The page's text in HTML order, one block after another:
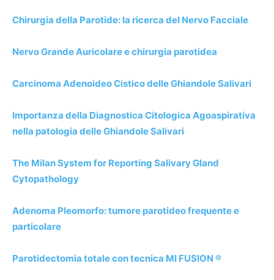
Chirurgia della Parotide: la ricerca del Nervo Facciale
Nervo Grande Auricolare e chirurgia parotidea
Carcinoma Adenoideo Cistico delle Ghiandole Salivari
Importanza della Diagnostica Citologica Agoaspirativa
nella patologia delle Ghiandole Salivari
The Milan System for Reporting Salivary Gland
Cytopathology
Adenoma Pleomorfo: tumore parotideo frequente e
particolare
Parotidectomia totale con tecnica MI FUSION ®